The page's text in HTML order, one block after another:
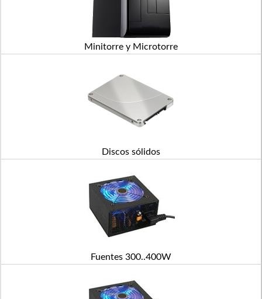
Minitorre y Microtorre
Discos sólidos
Fuentes 300..400W